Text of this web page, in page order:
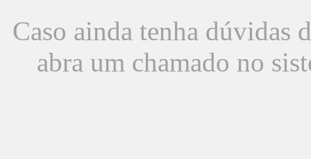
Caso ainda tenha dúvidas
abra um chamado no